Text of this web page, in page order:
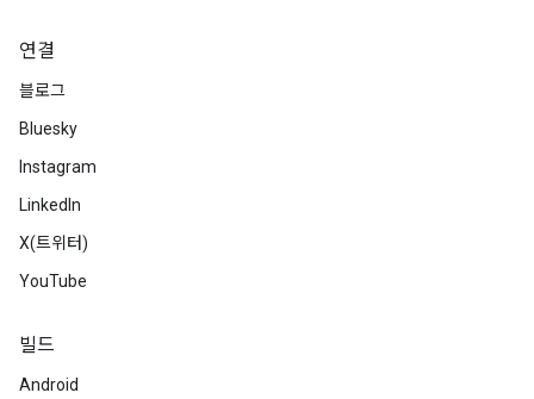
연결
블로그
Bluesky
Instagram
LinkedIn
X(트위터)
YouTube
빌드
Android